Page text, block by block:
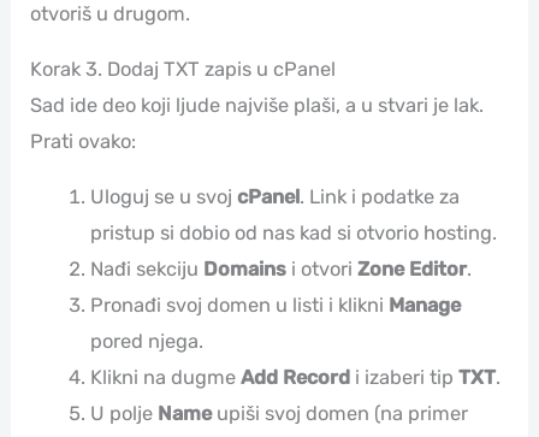
otvoriš u drugom.
Korak 3. Dodaj TXT zapis u cPanel
Sad ide deo koji ljude najviše plaši, a u stvari je lak.
Prati ovako:
Uloguj se u svoj cPanel . Link i podatke za
pristup si dobio od nas kad si otvorio hosting.
Nađi sekciju Domainsi otvori Zone Editor.
Pronađi svoj domen u listi i klikni Manage
pored njega.
Klikni na dugme Add Record i izaberi tip TXT.
U polje Nameupiši svoj domen (na primer